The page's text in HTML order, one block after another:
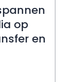
op
en